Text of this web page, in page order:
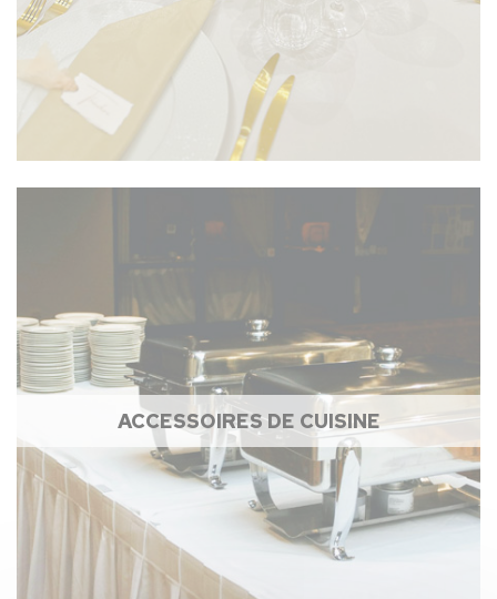
ACCESSOIRES DE CUISINE